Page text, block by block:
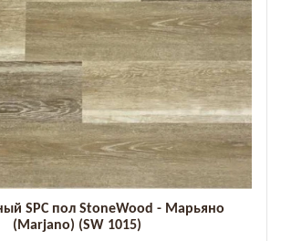
SPC пол StoneWood - Марьяно
(Marjano) (SW 1015)